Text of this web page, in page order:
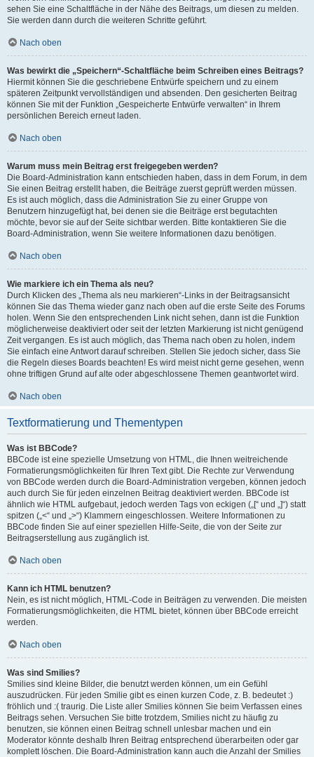
sehen Sie eine Schaltfläche in der Nähe des Beitrags, um diesen zu melden.
Sie werden dann durch die weiteren Schritte geführt.
Nach oben
Was bewirkt die „Speichern“-Schaltfläche beim Schreiben eines Beitrags?
Hiermit können Sie die geschriebene Entwürfe speichern und zu einem
späteren Zeitpunkt vervollständigen und absenden. Den gesicherten Beitrag
können Sie mit der Funktion „Gespeicherte Entwürfe verwalten“ in Ihrem
persönlichen Bereich erneut laden.
Nach oben
Warum muss mein Beitrag erst freigegeben werden?
Die Board-Administration kann entschieden haben, dass in dem Forum, in dem
Sie einen Beitrag erstellt haben, die Beiträge zuerst geprüft werden müssen.
Es ist auch möglich, dass die Administration Sie zu einer Gruppe von
Benutzern hinzugefügt hat, bei denen sie die Beiträge erst begutachten
möchte, bevor sie auf der Seite sichtbar werden. Bitte kontaktieren Sie die
Board-Administration, wenn Sie weitere Informationen dazu benötigen.
Nach oben
Wie markiere ich ein Thema als neu?
Durch Klicken des „Thema als neu markieren“-Links in der Beitragsansicht
können Sie das Thema wieder ganz nach oben auf die erste Seite des Forums
holen. Wenn Sie den entsprechenden Link nicht sehen, dann ist die Funktion
möglicherweise deaktiviert oder seit der letzten Markierung ist nicht genügend
Zeit vergangen. Es ist auch möglich, das Thema nach oben zu holen, indem
Sie einfach eine Antwort darauf schreiben. Stellen Sie jedoch sicher, dass Sie
die Regeln dieses Boards beachten! Es wird meist nicht gerne gesehen, wenn
ohne triftigen Grund auf alte oder abgeschlossene Themen geantwortet wird.
Nach oben
Textformatierung und Thementypen
Was ist BBCode?
BBCode ist eine spezielle Umsetzung von HTML, die Ihnen weitreichende
Formatierungsmöglichkeiten für Ihren Text gibt. Die Rechte zur Verwendung
von BBCode werden durch die Board-Administration vergeben, können jedoch
auch durch Sie für jeden einzelnen Beitrag deaktiviert werden. BBCode ist
ähnlich wie HTML aufgebaut, jedoch werden Tags von eckigen („[“ und „]“) statt
spitzen („<“ und „>“) Klammern eingeschlossen. Weitere Informationen zu
BBCode finden Sie auf einer speziellen Hilfe-Seite, die von der Seite zur
Beitragserstellung aus zugänglich ist.
Nach oben
Kann ich HTML benutzen?
Nein, es ist nicht möglich, HTML-Code in Beiträgen zu verwenden. Die meisten
Formatierungsmöglichkeiten, die HTML bietet, können über BBCode erreicht
werden.
Nach oben
Was sind Smilies?
Smilies sind kleine Bilder, die benutzt werden können, um ein Gefühl
auszudrücken. Für jeden Smilie gibt es einen kurzen Code, z. B. bedeutet :)
fröhlich und :( traurig. Die Liste aller Smilies können Sie beim Verfassen eines
Beitrags sehen. Versuchen Sie bitte trotzdem, Smilies nicht zu häufig zu
benutzen, sie können einen Beitrag schnell unlesbar machen und ein
Moderator könnte deshalb Ihren Beitrag entsprechend überarbeiten oder gar
komplett löschen. Die Board-Administration kann auch die Anzahl der Smilies